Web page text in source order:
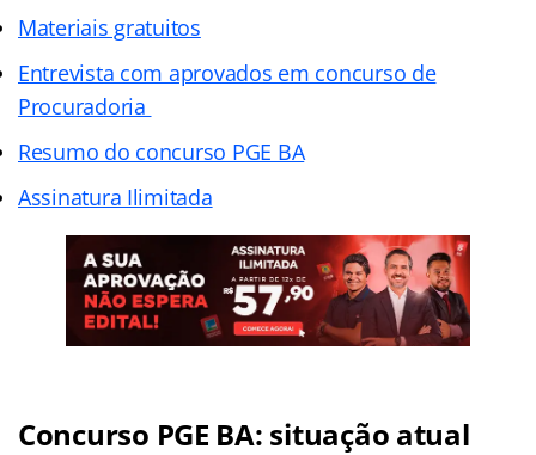
Materiais gratuitos
Entrevista com aprovados em concurso de
Procuradoria
Resumo do concurso PGE BA
Assinatura Ilimitada
Concurso PGE BA: situação atual